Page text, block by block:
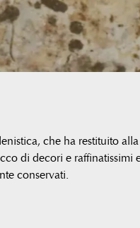
che ha restituito
di decori e raffinatissimi
conservati.